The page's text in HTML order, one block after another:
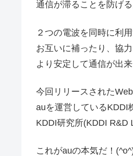
通信が滞ることを防げる
２つの電波を同時に利用
お互いに補ったり、協力
より安定して通信が出
今回リリースされた
auを運営しているKDDI
KDDI研究所(KDDI R&D
これがauの本気だ！